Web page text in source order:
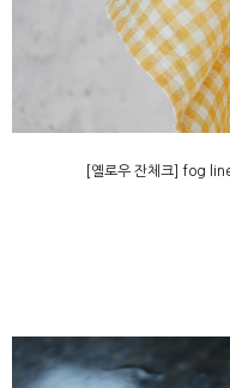
[옐로우 잔체크] fog